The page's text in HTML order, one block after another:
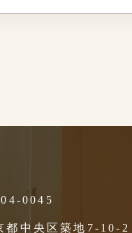
0045
都中央区築地7-10-2